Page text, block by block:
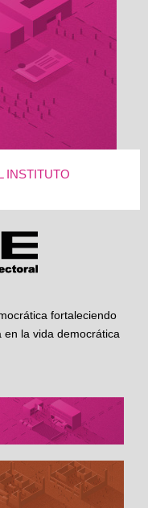
INSTITUTO
fortaleciendo
en la vida democrática